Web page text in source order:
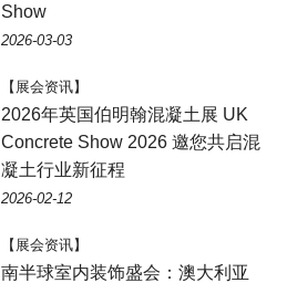
Show
2026-03-03
【展会资讯】
2026年英国伯明翰混凝土展 UK
Concrete Show 2026 邀您共启混
凝土行业新征程
2026-02-12
【展会资讯】
南半球室内装饰盛会：澳大利亚